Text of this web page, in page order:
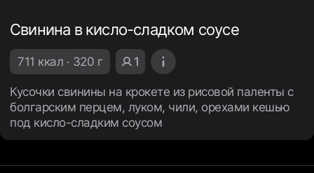
Свинина в кисло-сладком соусе
711 ккал · 320 г 1
Кусочки свинины на крокете из рисовой паленты с
болгарским перцем, луком, чили, орехами кешью
под кисло-сладким соусом